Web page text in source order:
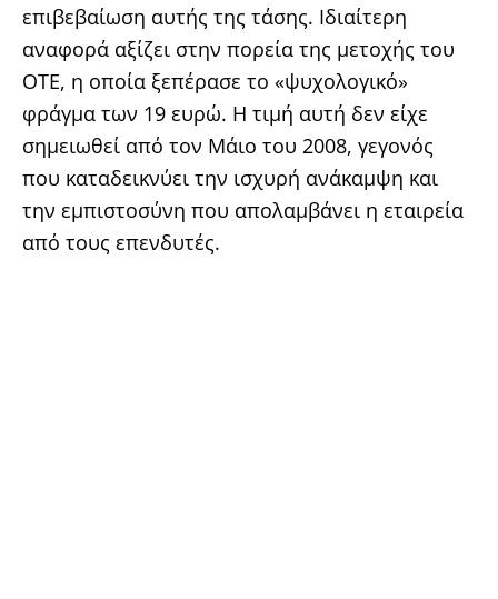
επιβεβαίωση αυτής της τάσης. Ιδιαίτερη
αναφορά αξίζει στην πορεία της μετοχής του
ΟΤΕ, η οποία ξεπέρασε το «ψυχολογικό»
φράγμα των 19 ευρώ. Η τιμή αυτή δεν είχε
σημειωθεί από τον Μάιο του 2008, γεγονός
που καταδεικνύει την ισχυρή ανάκαμψη και
την εμπιστοσύνη που απολαμβάνει η εταιρεία
από τους επενδυτές.